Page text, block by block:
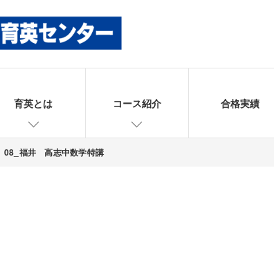
育英とは コース紹介 合格実績
08_福井 高志中数学特講